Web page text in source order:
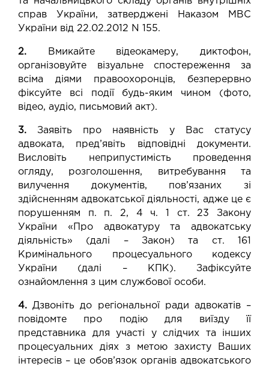
справ України, затверджені Наказом МВС
України від 22.02.2012 N 155.
2.
Вмикайте відеокамеру, диктофон,
організовуйте візуальне спостереження за
всіма діями правоохоронців, безперервно
фіксуйте всі події будь-яким чином (фото,
відео, аудіо, письмовий акт).
3. Заявіть про наявність у Вас статусу
адвоката, пред’явіть відповідні документи.
Висловіть неприпустимість проведення
огляду, розголошення, витребування та
вилучення документів, пов’язаних зі
здійсненням адвокатської діяльності, адже це є
порушенням п. п. 2, 4 ч. 1 ст. 23 Закону
України «Про адвокатуру та адвокатську
діяльність» (далі – Закон) та ст. 161
Кримінального процесуального кодексу
України (далі – КПК). Зафіксуйте
ознайомлення з цим службової особи.
4.Дзвоніть до регіональної ради адвокатів –
повідомте про подію для виїзду її
представника для участі у слідчих та інших
процесуальних діях з метою захисту Ваших
інтересів – це обов’язок органів адвокатського